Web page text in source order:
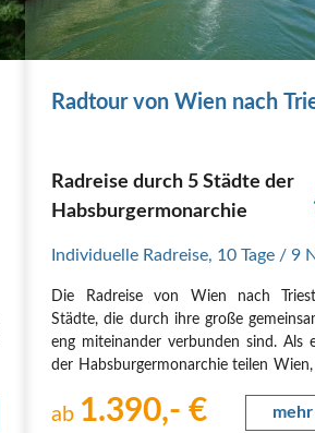
Radtour von Wien nach
Radreise durch 5 Städte der
Habsburgermonarchie
Individuelle Radreise, 10 Tage / 9
Die Radreise von Wien nach
Städte, die durch ihre große
eng miteinander verbunden sind. Als
der Habsburgermonarchie teilen Wien,
auf dieser Route lebendig wird.
ab 1.390,- €